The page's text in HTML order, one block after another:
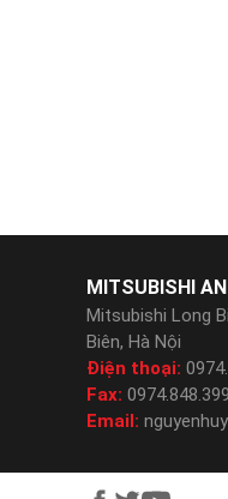
MITSUBISHI
Mitsubishi Long
Biên, Hà Nội
Điện thoại:
Fax: 0974.848.399
Email: